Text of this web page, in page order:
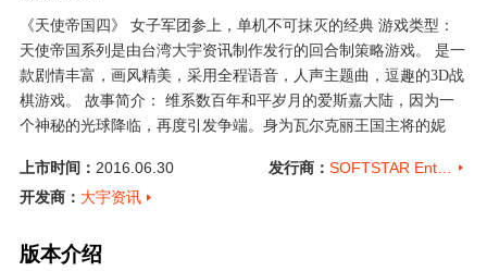
《天使帝国四》 女子军团参上，单机不可抹灭的经典 游戏类型：
天使帝国系列是由台湾大宇资讯制作发行的回合制策略游戏。 是一
款剧情丰富，画风精美，采用全程语音，人声主题曲，逗趣的3D战
棋游戏。 故事简介： 维系数百年和平岁月的爱斯嘉大陆，因为一
个神秘的光球降临，再度引发争端。身为瓦尔克丽王国主将的妮
战棋游戏加解谜过关的玩法，随意转职成各种各样特色兵种，组织
出专属的强力兵团。精致唯美的画风与逗趣可爱的战斗过程，充份
● 架构在前代故事的延续，以全新的编写手法重新演译爱斯嘉大陆
上市时间： 2016.06.30 发行商：
开发商： 大宇资讯
版本介绍